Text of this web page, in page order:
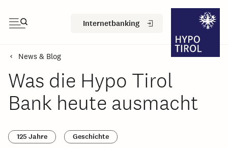
Internetbanking
News & Blog
Was die Hypo Tirol
Bank heute ausmacht
125 Jahre Geschichte